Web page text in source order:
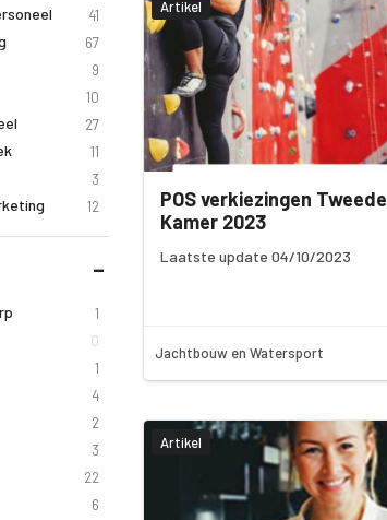
41
67
9
10
27
11
3
12
1
0
1
4
2
3
22
6
Artikel
POS verkiezingen Tweede
Kamer 2023
Laatste update 04/10/2023
Jachtbouw en Watersport
Artikel